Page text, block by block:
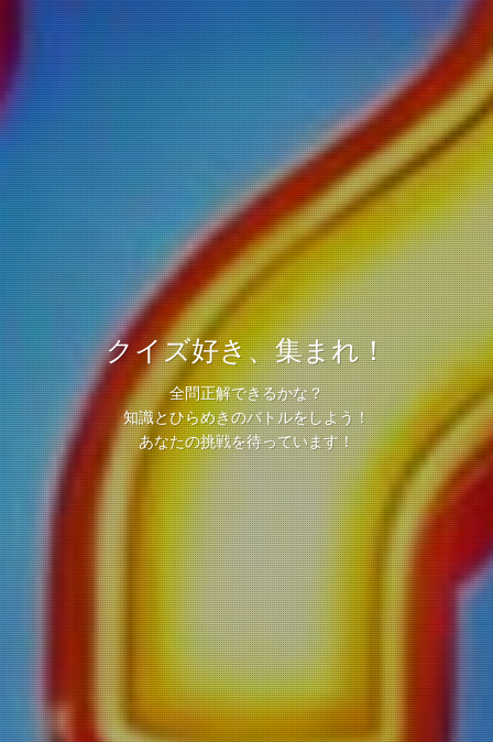
クイズ好き、集まれ！
全問正解できるかな？
知識とひらめきのバトルをしよう！
あなたの挑戦を待っています！